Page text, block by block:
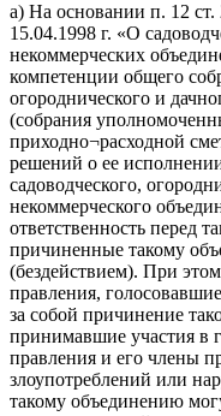
а) На основании п. 12
15.04.1998 г. «О
некоммерческих
компетенции общего
огороднического и
(собрания
приходно¬расходной
решений о ее
садоводческого,
некоммерческого
ответственность перед
причиненные такому
(бездействием). При
правления,
за собой причинение
принимавшие участия в
правления и его члены
злоупотреблений или
такому объединению